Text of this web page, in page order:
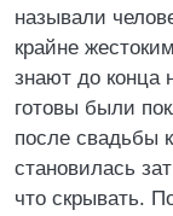
называли
крайне
знают до конца
готовы были
после свадьбы
становилась
что скрывать.